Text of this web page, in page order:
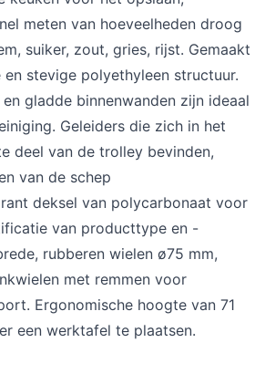
meten van hoeveelheden droog
suiker, zout, gries, rijst. Gemaakt
stevige polyethyleen structuur.
gladde binnenwanden zijn ideaal
Geleiders die zich in het
deel van de trolley bevinden,
van de schep
deksel van polycarbonaat voor
van producttype en -
rubberen wielen ø75 mm,
met remmen voor
Ergonomische hoogte van 71
een werktafel te plaatsen.